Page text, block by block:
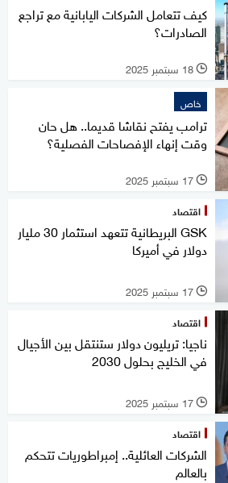
كيف تتعامل الشركات اليابانية مع تراجع
الصادرات؟
l 18 سبتمبر 2025
خاص
ترامب يفتح نقاشا قديما.. هل حان
وقت إنهاء الإفصاحات الفصلية؟
l 17 سبتمبر 2025
اقتصاد
GSK البريطانية تتعهد استثمار 30 مليار
دولار في أميركا
l 17 سبتمبر 2025
اقتصاد
ناجيا: تريليون دولار ستنتقل بين الأجيال
في الخليج بحلول 2030
l 17 سبتمبر 2025
اقتصاد
الشركات العائلية.. إمبراطوريات تتحكم
بالعالم